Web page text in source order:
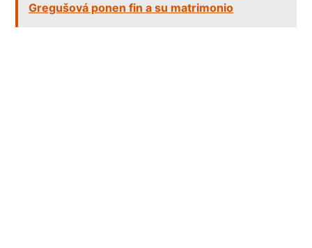
Gregušová ponen fin a su matrimonio